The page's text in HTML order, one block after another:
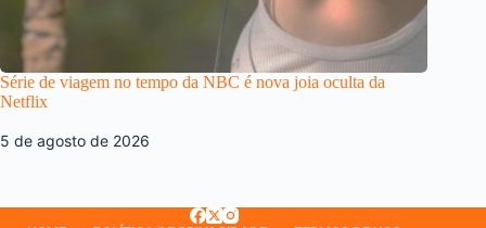
Série de viagem no tempo da NBC é nova joia oculta da
Netflix
5 de agosto de 2026